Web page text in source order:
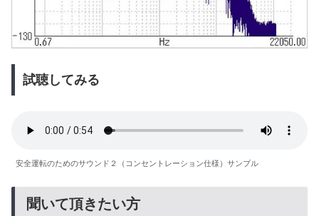
試聴してみる
安全運転のためのサウンド２（コンセントレーション仕様）サンプル
聞いて頂きたい方